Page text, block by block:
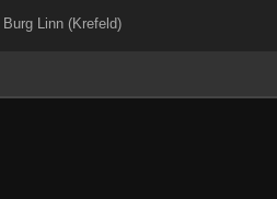
Linn (Krefeld)